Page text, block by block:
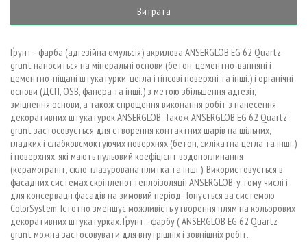
застосування
Витрата
Ґрунт - фарба (адгезійна емульсія) акрилова ANSERGLOB EG 62 Quartz
grunt наноситься на мінеральні основи (бетон, цементно-вапняні і
цементно-піщані штукатурки, цегла і гіпсові поверхні та інші.) і органічні
основи (ДСП, OSB, фанера та інші.) з метою збільшення адгезії,
зміцнення основи, а також спрощення виконання робіт з нанесення
декоративних штукатурок ANSERGLOB. Також ANSERGLOB EG 62 Quartz
grunt застосовується для створення контактних шарів на щільних,
гладких і слабковсмоктуючих поверхнях (бетон, силікатна цегла та інші.)
і поверхнях, які мають нульовий коефіцієнт водопоглинання
(керамограніт, скло, глазурована плитка та інші.). Використовується в
фасадних системах скріпленої теплоізоляції ANSERGLOB, у тому числі і
для консервації фасадів на зимовий період. Тонується за системою
ColorSystem. Істотно зменшує можливість утворення плям на кольорових
декоративних штукатурках. Ґрунт - фарбу ( ANSERGLOB EG 62 Quartz
grunt можна застосовувати для внутрішніх і зовнішніх робіт.